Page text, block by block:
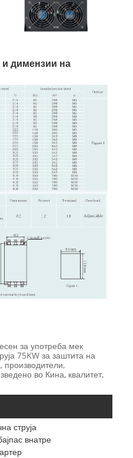
и димензии на
за употреба мек
75KW за заштита на
производители,
во Кина, квалитет,
струја
внатре